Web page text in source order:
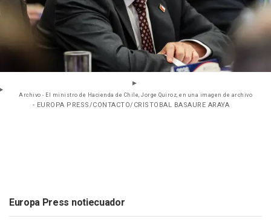
Archivo - El ministro de Hacienda de Chile, Jorge Quiroz, en una imagen de archivo
- EUROPA PRESS/CONTACTO/CRISTOBAL BASAURE ARAYA
Europa Press notiecuador